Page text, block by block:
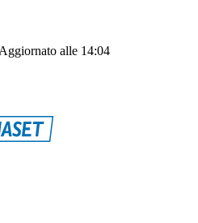
Aggiornato alle 14:04